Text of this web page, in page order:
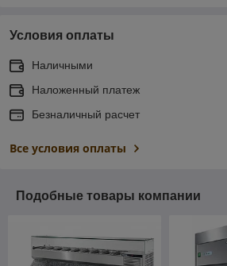
Условия оплаты
Наличными
Наложенный платеж
Безналичный расчет
Все условия оплаты
Подобные товары компании